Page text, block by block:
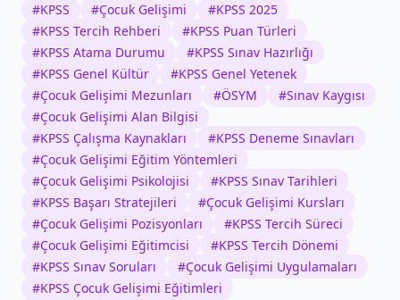
#KPSS #Çocuk Gelişimi #KPSS 2025
#KPSS Tercih Rehberi #KPSS Puan Türleri
#KPSS Atama Durumu #KPSS Sınav Hazırlığı
#KPSS Genel Kültür #KPSS Genel Yetenek
#Çocuk Gelişimi Mezunları #ÖSYM #Sınav Kaygısı
#Çocuk Gelişimi Alan Bilgisi
#KPSS Çalışma Kaynakları #KPSS Deneme Sınavları
#Çocuk Gelişimi Eğitim Yöntemleri
#Çocuk Gelişimi Psikolojisi #KPSS Sınav Tarihleri
#KPSS Başarı Stratejileri #Çocuk Gelişimi Kursları
#Çocuk Gelişimi Pozisyonları #KPSS Tercih Süreci
#Çocuk Gelişimi Eğitimcisi #KPSS Tercih Dönemi
#KPSS Sınav Soruları #Çocuk Gelişimi Uygulamaları
#KPSS Çocuk Gelişimi Eğitimleri